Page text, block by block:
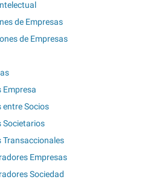
de Empresas
de Empresas
Empresa
Socios
Societarios
Transaccionales
Empresas
Sociedad